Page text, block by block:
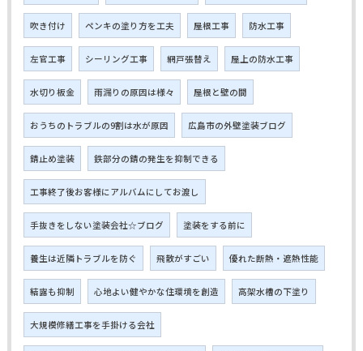
吹き付け ペンキの塗り方を工夫 屋根工事 防水工事
左官工事 シーリング工事 網戸張替え 屋上の防水工事
水切り板金 雨漏りの原因は様々 屋根と壁の間
おうちのトラブルの9割は水が原因 広島市の外壁塗装ブログ
錆止め塗装 鉄部分の錆の発生を抑制できる
工事終了後お客様にアルバムにしてお渡し
手抜きをしない塗装会社☆ブログ 塗装をする前に
養生は近隣トラブルを防ぐ 飛散がすごい 優れた断熱・遮熱性能
結露も抑制 心地よい健やかな住環境を創造 高架水槽の下塗り
大規模修繕工事を手掛ける会社